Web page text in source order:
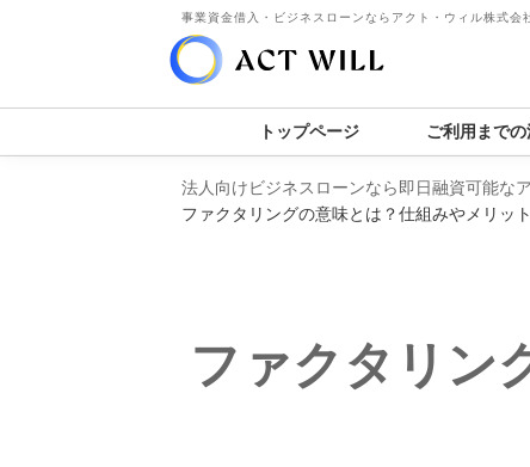
事業資金借入・ビジネスローンならアクト・ウィル株式会
トップページ ご利用まで
法人向けビジネスローンなら即日融資可能な
ファクタリングの意味とは？仕組みやメリッ
ファクタリン